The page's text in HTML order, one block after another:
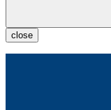
close